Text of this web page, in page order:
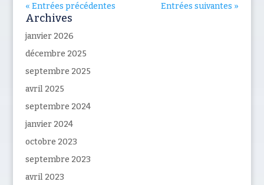
« Entrées précédentes Entrées suivantes »
Archives
janvier 2026
décembre 2025
septembre 2025
avril 2025
septembre 2024
janvier 2024
octobre 2023
septembre 2023
avril 2023